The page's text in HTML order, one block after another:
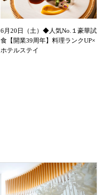
6月20日（土）◆人気No.１豪華試
食【開業39周年】料理ランクUP×
ホテルステイ